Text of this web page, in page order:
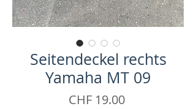
Seitendeckel rechts
Yamaha MT 09
CHF 19.00Price